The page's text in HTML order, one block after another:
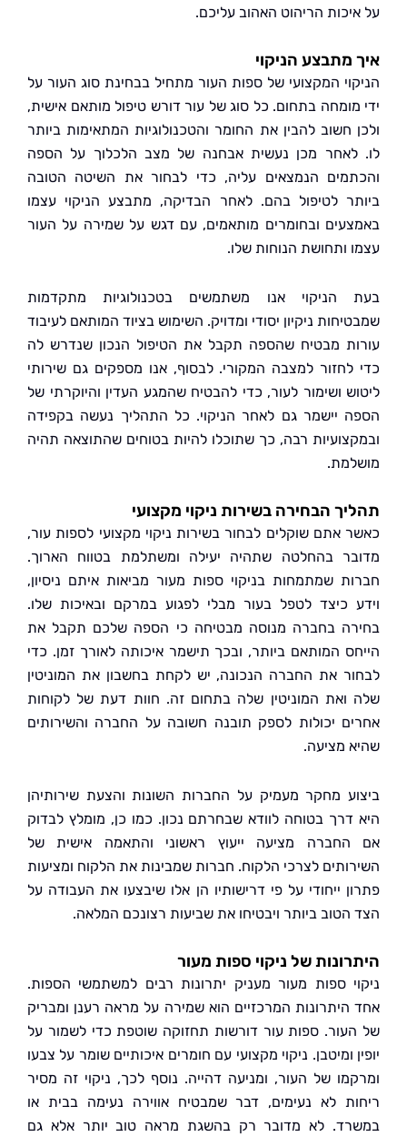
הריהוט האהוב עליכם.
הניקוי
המקצועי של ספות העור מתחיל בבחינת סוג העור על
בתחום. כל סוג של עור דורש טיפול מותאם אישית,
חשוב להבין את החומר והטכנולוגיות המתאימות ביותר
מכן נעשית אבחנה של מצב הלכלוך על הספה
הנמצאים עליה, כדי לבחור את השיטה הטובה
לטיפול בהם. לאחר הבדיקה, מתבצע הניקוי עצמו
ובחומרים מותאמים, עם דגש על שמירה על העור
ותחושת הנוחות שלו.
הניקוי אנו משתמשים בטכנולוגיות מתקדמות
ניקיון יסודי ומדויק. השימוש בציוד המותאם לעיבוד
מבטיח שהספה תקבל את הטיפול הנכון שנדרש לה
למצבה המקורי. לבסוף, אנו מספקים גם שירותי
ושימור לעור, כדי להבטיח שהמגע העדין והיוקרתי של
יישמר גם לאחר הניקוי. כל התהליך נעשה בקפידה
רבה, כך שתוכלו להיות בטוחים שהתוצאה תהיה
הבחירה בשירות ניקוי מקצועי
אתם שוקלים לבחור בשירות ניקוי מקצועי לספות עור,
בהחלטה שתהיה יעילה ומשתלמת בטווח הארוך.
שמתמחות בניקוי ספות מעור מביאות איתם ניסיון,
כיצד לטפל בעור מבלי לפגוע במרקם ובאיכות שלו.
בחברה מנוסה מבטיחה כי הספה שלכם תקבל את
המותאם ביותר, ובכך תישמר איכותה לאורך זמן. כדי
את החברה הנכונה, יש לקחת בחשבון את המוניטין
המוניטין שלה בתחום זה. חוות דעת של לקוחות
יכולות לספק תובנה חשובה על החברה והשירותים
מציעה.
מחקר מעמיק על החברות השונות והצעת שירותיהן
בטוחה לוודא שבחרתם נכון. כמו כן, מומלץ לבדוק
מציעה ייעוץ ראשוני והתאמה אישית של
לצרכי הלקוח. חברות שמבינות את הלקוח ומציעות
ייחודי על פי דרישותיו הן אלו שיבצעו את העבודה על
ביותר ויבטיחו את שביעות רצונכם המלאה.
של ניקוי ספות מעור
ספות מעור מעניק יתרונות רבים למשתמשי הספות.
המרכזיים הוא שמירה על מראה רענן ומבריק
ספות עור דורשות תחזוקה שוטפת כדי לשמור על
ומיטבן. ניקוי מקצועי עם חומרים איכותיים שומר על צבעו
של העור, ומניעה דהייה. נוסף לכך, ניקוי זה מסיר
לא נעימים, דבר שמבטיח אווירה נעימה בבית או
לא מדובר רק בהשגת מראה טוב יותר אלא גם